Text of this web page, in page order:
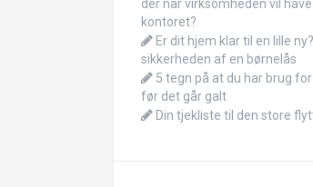
der når virksomheden vil
kontoret?
Er dit hjem klar til en lille
sikkerheden af en børnelås
5 tegn på at du har brug
før det går galt
Din tjekliste til den store